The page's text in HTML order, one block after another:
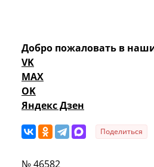
Добро пожаловать в
VK
MAX
OK
Яндекс Дзен
Поделиться
№ 46582